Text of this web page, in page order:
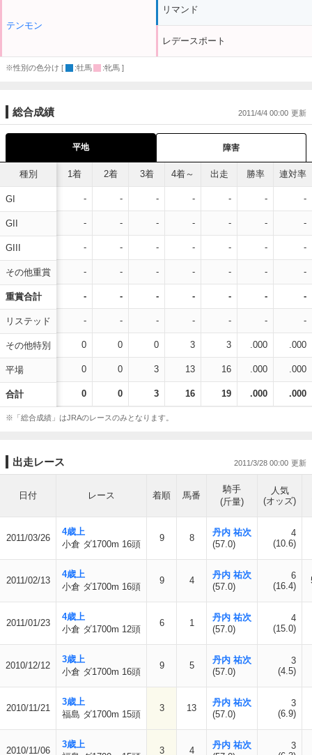
テンモン
リマンド
レデースポート
※性別の色分け [ :牡馬 :牝馬 ]
総合成績 2011/4/4 00:00
平地 障害
種別
GI
GII
GIII
その他重賞
重賞合計
リステッド
その他特別
平場
合計
1着 2着 3着 4着～ 出走 勝率 連対率
- - - - - - -
- - - - - - -
- - - - - - -
- - - - - - -
- - - - - - -
- - - - - - -
0 0 0 3 3 .000 .000
0 0 3 13 16 .000 .000
0 0 3 16 19 .000 .000
※「総合成績」はJRAのレースのみとなります。
出走レース 2011/3/28 00:00
日付 レース 着順 馬番
騎手
(斤量)
人気
(オッズ)
2011/03/26
4歳上
小倉 ダ1700m 16頭
9 8
丹内 祐次
(57.0)
4
(10.6)
2011/02/13
4歳上
小倉 ダ1700m 16頭
9 4
丹内 祐次
(57.0)
6
(16.4)
2011/01/23
4歳上
小倉 ダ1700m 12頭
6 1
丹内 祐次
(57.0)
4
(15.0)
2010/12/12
3歳上
小倉 ダ1700m 16頭
9 5
丹内 祐次
(57.0)
3
(4.5)
2010/11/21
3歳上
福島 ダ1700m 15頭
3 13
丹内 祐次
(57.0)
3
(6.9)
2010/11/06
3歳上
3 4
丹内 祐次
3